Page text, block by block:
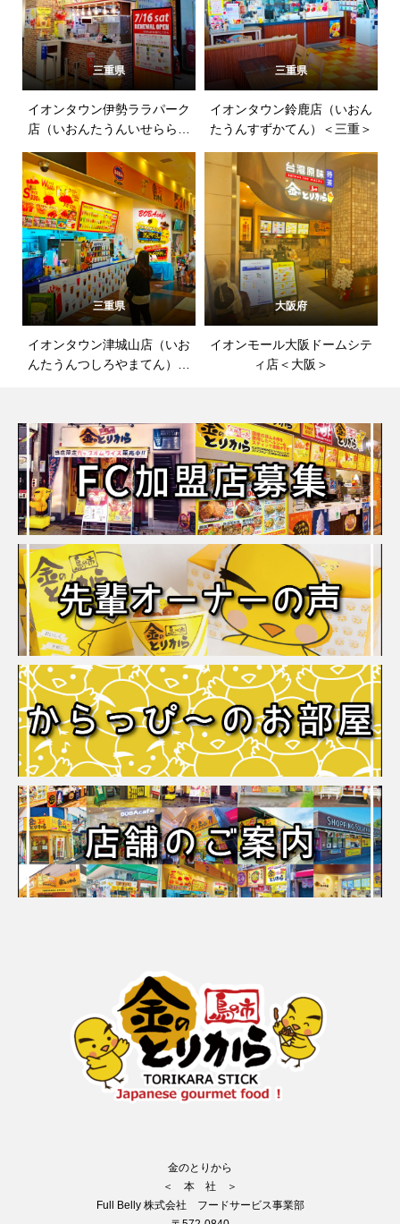
三重県
イオンタウン伊勢ララパーク
店（いおんたうんいせららぱ
三重県
イオンタウン鈴鹿店（いおん
たうんすずかてん）＜三重＞
三重県
イオンタウン津城山店（いお
んたうんつしろやまてん）＜
大阪府
イオンモール大阪ドームシテ
ィ店＜大阪＞
金のとりから
＜ 本 社 ＞
Full Belly 株式会社 フードサービス事業部